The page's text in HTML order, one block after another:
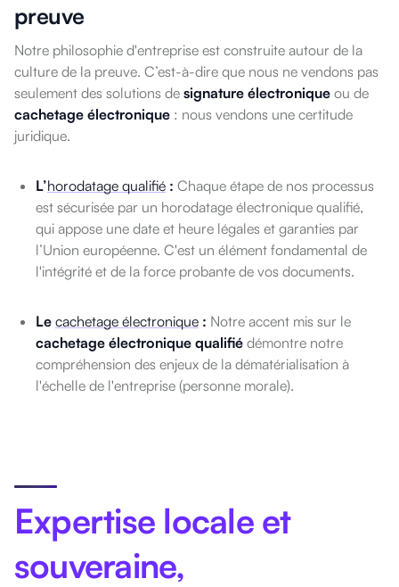
preuve
Notre philosophie d'entreprise est construite autour de la
culture de la preuve. C’est-à-dire que nous ne vendons pas
seulement des solutions de signature électronique ou de
cachetage électronique : nous vendons une certitude
juridique.
L’horodatage qualifié : Chaque étape de nos processus
est sécurisée par un horodatage électronique qualifié,
qui appose une date et heure légales et garanties par
l’Union européenne. C'est un élément fondamental de
l'intégrité et de la force probante de vos documents.
Le cachetage électronique : Notre accent mis sur le
cachetage électronique qualifié démontre notre
compréhension des enjeux de la dématérialisation à
l'échelle de l'entreprise (personne morale).
Expertise locale et
souveraine,